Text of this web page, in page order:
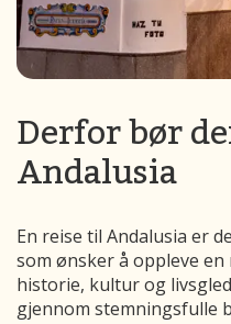
Derfor bør
Andalusia
En reise til Andalusia er
som ønsker å oppleve
historie, kultur og
gjennom stemningsfulle